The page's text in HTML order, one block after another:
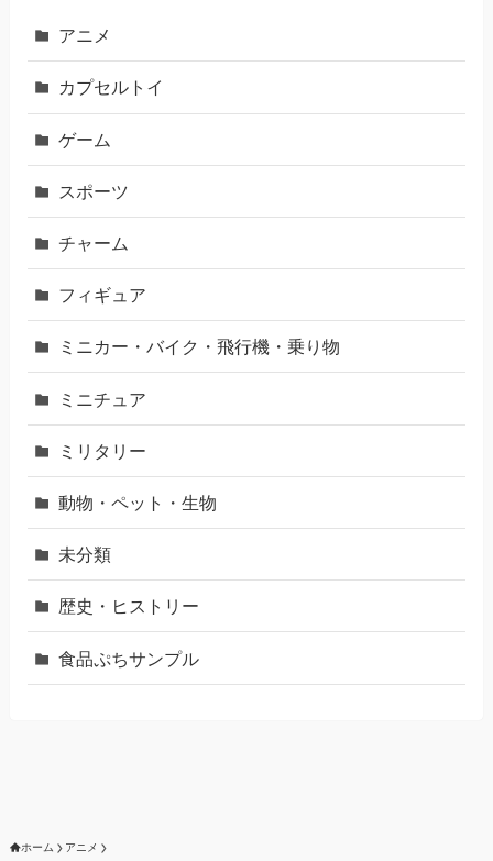
アニメ
カプセルトイ
ゲーム
スポーツ
チャーム
フィギュア
ミニカー・バイク・飛行機・乗り物
ミニチュア
ミリタリー
動物・ペット・生物
未分類
歴史・ヒストリー
食品ぷちサンプル
ホーム アニメ